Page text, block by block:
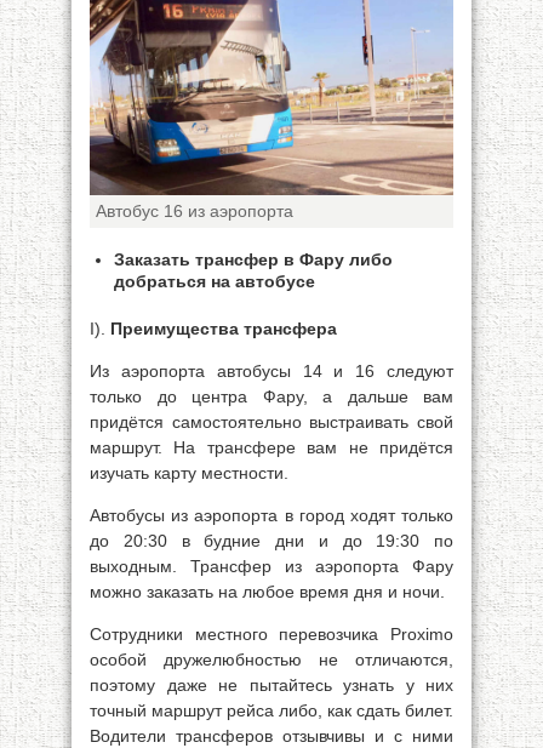
Автобус 16 из аэропорта
Заказать трансфер в Фару либо
добраться на автобусе
I). Преимущества трансфера
Из аэропорта автобусы 14 и 16 следуют
только до центра Фару, а дальше вам
придётся самостоятельно выстраивать свой
маршрут. На трансфере вам не придётся
изучать карту местности.
Автобусы из аэропорта в город ходят только
до 20:30 в будние дни и до 19:30 по
выходным. Трансфер из аэропорта Фару
можно заказать на любое время дня и ночи.
Сотрудники местного перевозчика Proximo
особой дружелюбностью не отличаются,
поэтому даже не пытайтесь узнать у них
точный маршрут рейса либо, как сдать билет.
Водители трансферов отзывчивы и с ними